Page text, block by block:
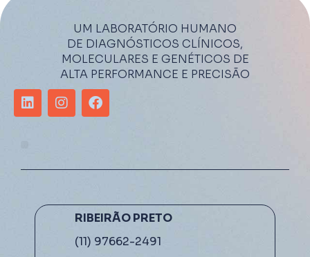
UM LABORATÓRIO HUMANO
DE DIAGNÓSTICOS CLÍNICOS,
MOLECULARES E GENÉTICOS DE
ALTA PERFORMANCE E PRECISÃO
RIBEIRÃO PRETO
(11) 97662-2491